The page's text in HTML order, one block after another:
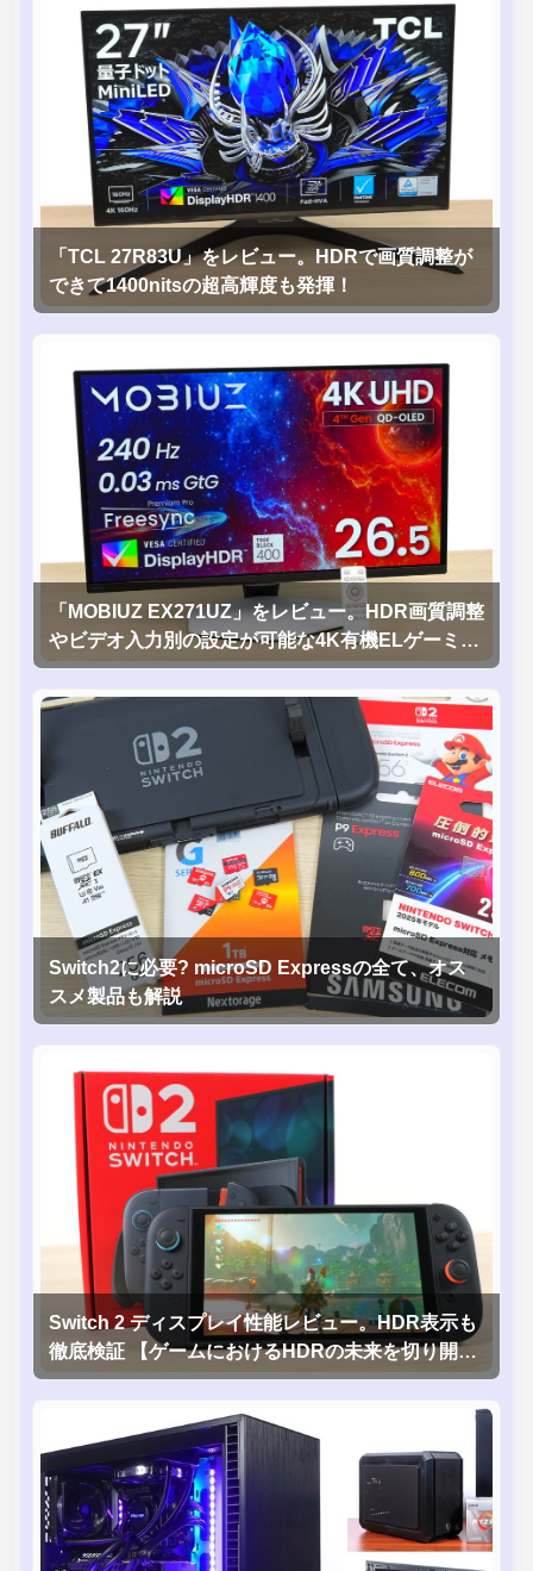
「TCL 27R83U」をレビュー。HDRで画質調整が
できて1400nitsの超高輝度も発揮！
「MOBIUZ EX271UZ」をレビュー。HDR画質調整
やビデオ入力別の設定が可能な4K有機ELゲーミン
グモニタを徹底検証
Switch2に必要? microSD Expressの全て、オス
スメ製品も解説
Switch 2 ディスプレイ性能レビュー。HDR表示も
徹底検証 【ゲームにおけるHDRの未来を切り開く
1台！】